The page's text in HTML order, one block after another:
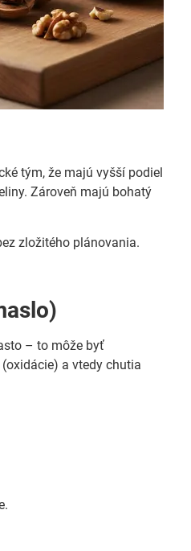
tým, že majú vyšší podiel
Zároveň majú bohatý
zložitého plánovania.
– to môže byť
(oxidácie) a vtedy chutia